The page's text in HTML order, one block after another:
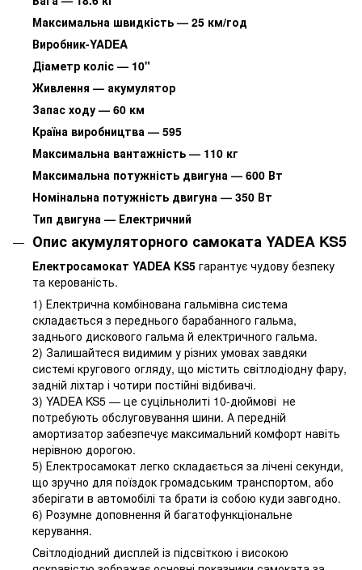
Максимальна швидкість — 25 км/год
Виробник-YADEA
Діаметр коліс — 10"
Живлення — акумулятор
Запас ходу — 60 км
Країна виробництва — 595
Максимальна вантажність — 110 кг
Максимальна потужність двигуна — 600 Вт
Номінальна потужність двигуна — 350 Вт
Тип двигуна — Електричний
Опис акумуляторного самоката YADEA KS5
Електросамокат YADEA KS5 гарантує чудову безпеку
та керованість.
1) Електрична комбінована гальмівна система
складається з переднього барабанного гальма,
заднього дискового гальма й електричного гальма.
2) Залишайтеся видимим у різних умовах завдяки
системі кругового огляду, що містить світлодіодну фару,
задній ліхтар і чотири постійні відбивачі.
3) YADEA KS5 — це суцільнолиті 10-дюймові не
потребують обслуговування шини. А передній
амортизатор забезпечує максимальний комфорт навіть
нерівною дорогою.
5) Електросамокат легко складається за лічені секунди,
що зручно для поїздок громадським транспортом, або
зберігати в автомобілі та брати із собою куди завгодно.
6) Розумне доповнення й багатофункціональне
керування.
Світлодіодний дисплей із підсвіткою і високою